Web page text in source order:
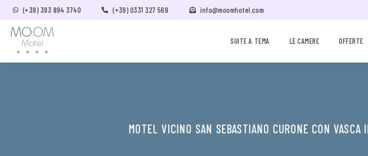
(+39) 393 894 3740 (+39) 0331 327 569 info@moomhotel.com
SUITE A TEMA LE CAMERE OFFERTE
MOTEL VICINO SAN SEBASTIANO CURONE CON VASCA